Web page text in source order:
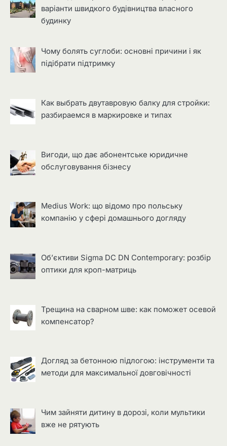
варіанти швидкого будівництва власного
будинку
Чому болять суглоби: основні причини і як
підібрати підтримку
Как выбрать двутавровую балку для стройки:
разбираемся в маркировке и типах
Вигоди, що дає абонентське юридичне
обслуговування бізнесу
Medius Work: що відомо про польську
компанію у сфері домашнього догляду
Об’єктиви Sigma DC DN Contemporary: розбір
оптики для кроп-матриць
Трещина на сварном шве: как поможет осевой
компенсатор?
Догляд за бетонною підлогою: інструменти та
методи для максимальної довговічності
Чим зайняти дитину в дорозі, коли мультики
вже не рятують